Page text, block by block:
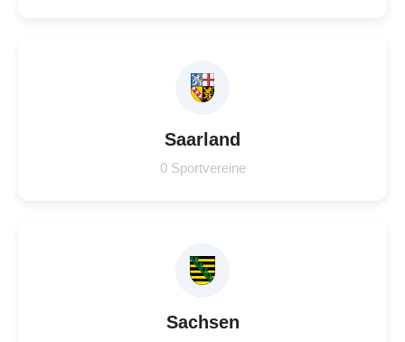
Saarland
0 Sportvereine
Sachsen